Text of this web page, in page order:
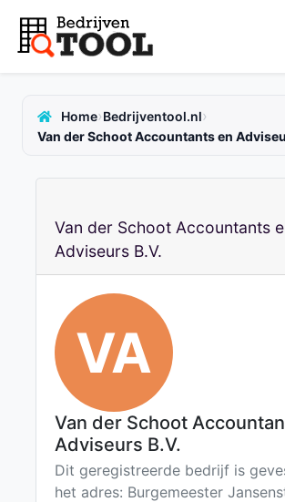
Home›Bedrijventool.nl›
Van der Schoot Accountants en
Van der Schoot Accountants
Adviseurs B.V.
VA
Van der Schoot
Adviseurs B.V.
Dit geregistreerde bedrijf is
het adres: Burgemeester